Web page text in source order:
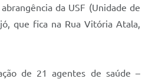
da USF (Unidade de
que fica na Rua Vitória Atala,
de 21 agentes de saúde –